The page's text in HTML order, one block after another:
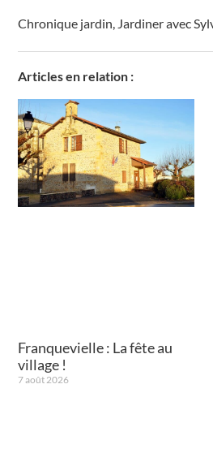
Chronique jardin, Jardiner avec
Articles en relation :
Franquevielle : La fête au
village !
7 août 2026